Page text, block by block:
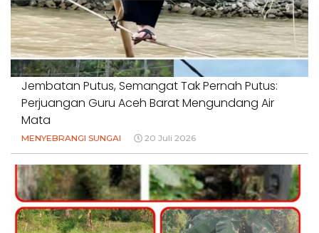
Jembatan Putus, Semangat Tak Pernah Putus:
Perjuangan Guru Aceh Barat Mengundang Air
Mata
MENYEBRANGI SUNGAI 20 Juli 2026